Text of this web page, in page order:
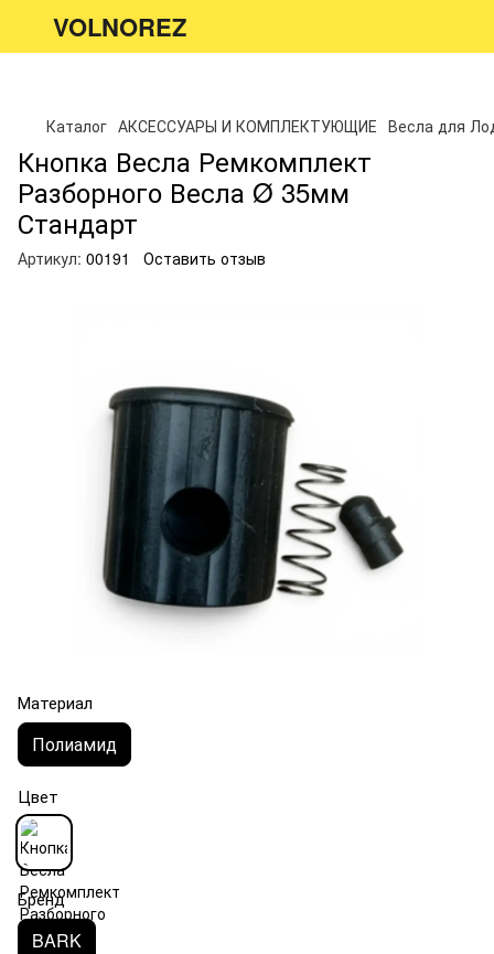
VOLNOREZ
Каталог АКСЕССУАРЫ И КОМПЛЕКТУЮЩИЕ Весла для
Кнопка Весла Ремкомплект
Разборного Весла Ø 35мм
Стандарт
Артикул: 00191 Оставить отзыв
Материал
Полиамид
Цвет
Бренд
BARK